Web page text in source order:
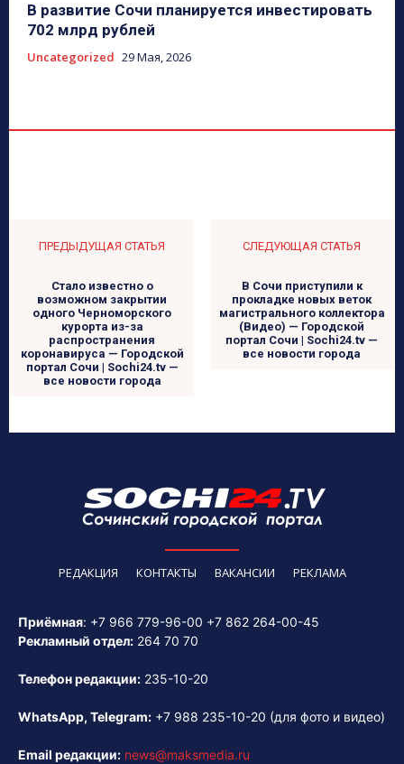
В развитие Сочи планируется инвестировать
702 млрд рублей
Uncategorized 29 Мая, 2026
ПРЕДЫДУЩАЯ СТАТЬЯ
Стало известно о
возможном закрытии
одного Черноморского
курорта из-за
распространения
коронавируса — Городской
портал Сочи | Sochi24.tv —
все новости города
СЛЕДУЮЩАЯ СТАТЬЯ
В Сочи приступили к
прокладке новых веток
магистрального коллектора
(Видео) — Городской
портал Сочи | Sochi24.tv —
все новости города
РЕДАКЦИЯ КОНТАКТЫ ВАКАНСИИ РЕКЛАМА
Приёмная: +7 966 779-96-00 +7 862 264-00-45
Рекламный отдел: 264 70 70
Телефон редакции: 235-10-20
WhatsApp, Telegram: +7 988 235-10-20 (для фото и видео)
Email редакции: news@maksmedia.ru